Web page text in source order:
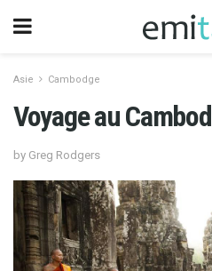
Asie Cambodge
Voyage au
by Greg Rodgers